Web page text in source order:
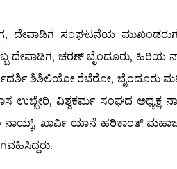
ದೇವಾಡಿಗ ಸಂಘಟನೆಯ
ದೇವಾಡಿಗ, ಚರಣ್ ಬೈಂದೂರು, ಹಿರಿಯ
ಶಿಶಿಲಿಯೋ ರೆಬೆರೋ, ಬೈಂದೂರು
ಉಬ್ಬೇರಿ, ವಿಶ್ವಕರ್ಮ ಸಂಘದ
ನಾಯ್ಕ್, ಖಾರ್ವಿ ಯಾನೆ ಹರಿಕಾಂತ್